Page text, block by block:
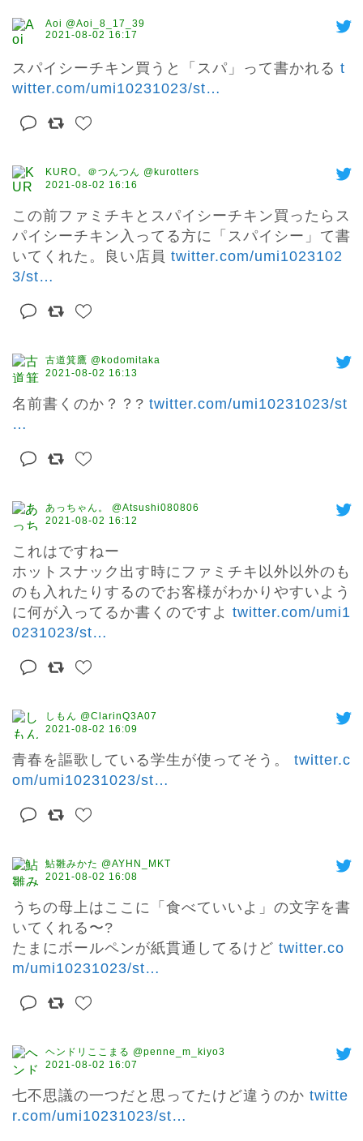
Aoi @Aoi_8_17_39
2021-08-02 16:17
スパイシーチキン買うと「スパ」って書かれる t
witter.com/umi10231023/st…
KURO。＠つんつん @kurotters
2021-08-02 16:16
この前ファミチキとスパイシーチキン買ったらス
パイシーチキン入ってる方に「スパイシー」て書
いてくれた。良い店員 twitter.com/umi1023102
3/st…
古道箕鷹 @kodomitaka
2021-08-02 16:13
名前書くのか？？? twitter.com/umi10231023/st
…
あっちゃん。 @Atsushi080806
2021-08-02 16:12
これはですねー
ホットスナック出す時にファミチキ以外以外のも
のも入れたりするのでお客様がわかりやすいよう
に何が入ってるか書くのですよ twitter.com/umi1
0231023/st…
しもん @ClarinQ3A07
2021-08-02 16:09
青春を謳歌している学生が使ってそう。 twitter.c
om/umi10231023/st…
鮎雛みかた @AYHN_MKT
2021-08-02 16:08
うちの母上はここに「食べていいよ」の文字を書
いてくれる〜?
たまにボールペンが紙貫通してるけど twitter.co
m/umi10231023/st…
ヘンドリここまる @penne_m_kiyo3
2021-08-02 16:07
七不思議の一つだと思ってたけど違うのか twitte
r.com/umi10231023/st…